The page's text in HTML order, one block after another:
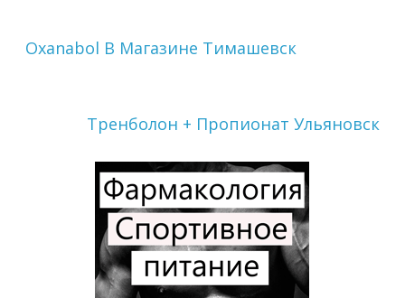
Oxanabol В Магазине Тимашевск
Тренболон + Пропионат Ульяновск